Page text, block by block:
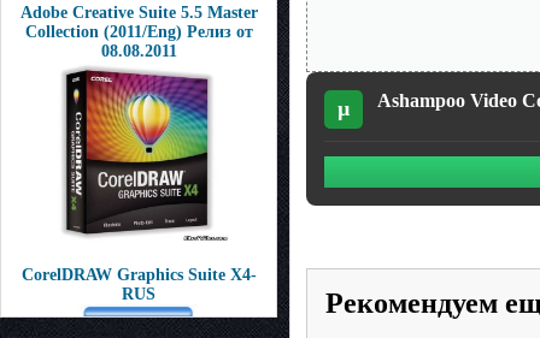
Adobe Creative Suite 5.5 Master
Collection (2011/Eng) Релиз от
08.08.2011
CorelDRAW Graphics Suite X4-
RUS
µ Ashampoo Video
Рекомендуем